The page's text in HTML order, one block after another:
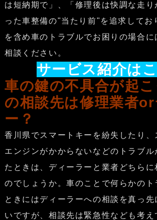
は短納期で」、「修理後は快調な走り
った車整備の"当たり前"を追求してお
を含め車のトラブルでお困りの場合
相談ください。
サービス紹介は
車の鍵の不具合が起
の相談先は修理業者or
ー？
香川県でスマートキーを紛失したり、
エンジンがかからないなどのトラブル
たときは、ディーラーと業者どちらに
のでしょうか。車のことで何らかのト
ときにはディーラーへの相談を真っ先
いですが、相談先は緊急性なども考え